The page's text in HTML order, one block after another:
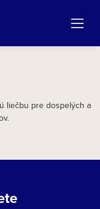
liečbu pre dospelých a